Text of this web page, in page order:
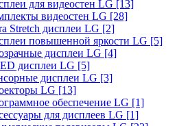
для видеостен LG [13]
видеостен LG [28]
Stretch дисплеи LG [2]
повышенной яркости LG [5]
дисплеи LG [4]
дисплеи LG [5]
дисплеи LG [3]
LG [13]
обеспечение LG [1]
для дисплеев LG [1]